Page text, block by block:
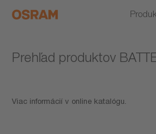
Prehľad produktov
Viac informácií v online katalógu.